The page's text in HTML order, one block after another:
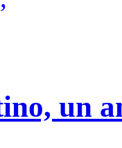
un